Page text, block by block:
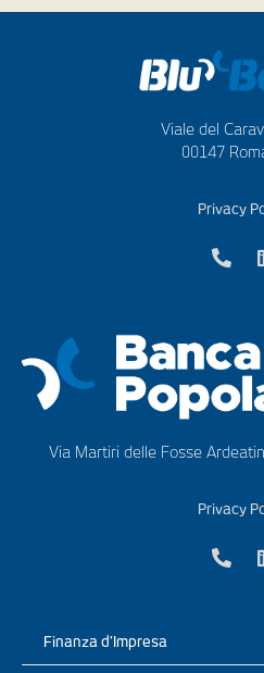
Viale del
00147
Privacy
Via Martiri delle Fosse
Privacy
Finanza d’Impresa